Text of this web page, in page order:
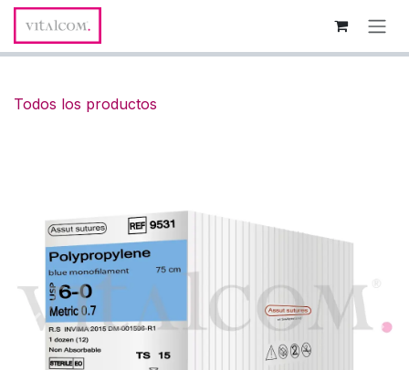
Ir al contenido
Todos los productos